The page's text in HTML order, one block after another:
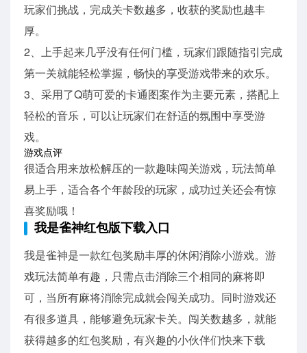
玩家们挑战，完成关卡数越多，收获的奖励也越丰
厚。
2、上手起来几乎没有任何门槛，玩家们跟随指引完成
第一关就能轻松掌握，畅快的享受游戏带来的欢乐。
3、采用了Q萌可爱的卡通图案作为主要元素，搭配上
轻松的音乐，可以让玩家们在舒适的氛围中享受游
戏。
游戏点评
很适合用来放松解压的一款趣味闯关游戏，玩法简单
易上手，适合各个年龄段的玩家，成功过关还会有惊
喜奖励哦！
我是雀神红包版下载入口
我是雀神是一款红包奖励丰厚的休闲消除小游戏。游
戏玩法简单有趣，只需点击消除三个相同的麻将即
可，当所有麻将消除完成就会闯关成功。同时游戏还
有很多道具，能够避免玩家卡关。闯关数越多，就能
获得越多的红包奖励，有兴趣的小伙伴们快来下载